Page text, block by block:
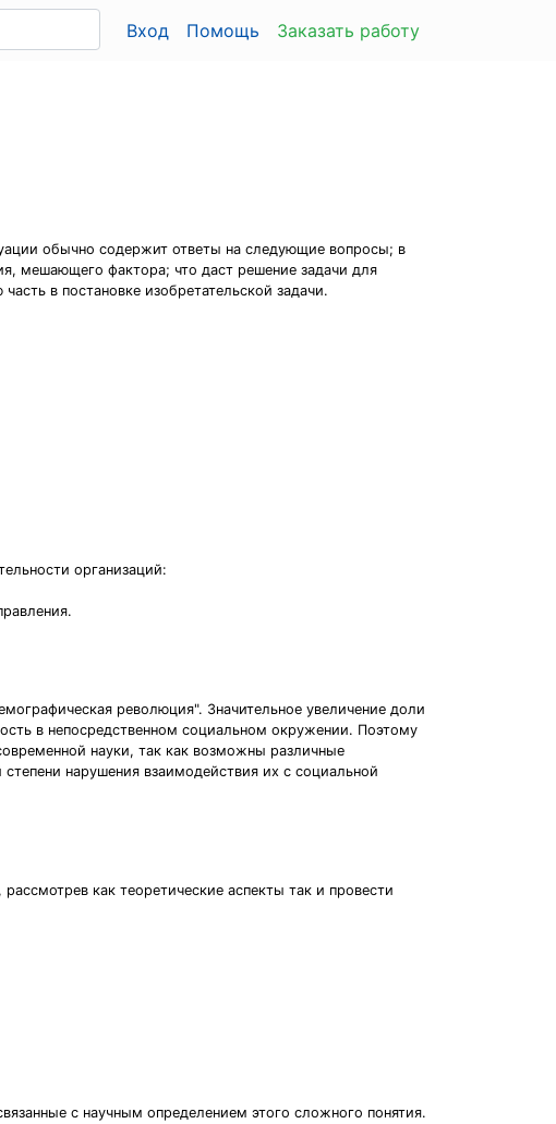
Вход Помощь Заказать работу
обычно содержит ответы на следующие вопросы; в
мешающего фактора; что даст решение задачи для
в постановке изобретательской задачи.
организаций:
революция". Значительное увеличение доли
в непосредственном социальном окружении. Поэтому
науки, так как возможны различные
нарушения взаимодействия их с социальной
как теоретические аспекты так и провести
с научным определением этого сложного понятия.